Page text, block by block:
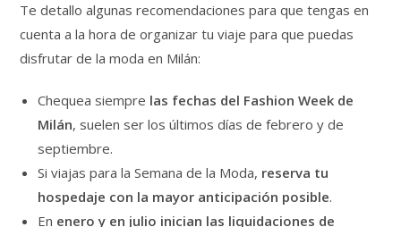
Te detallo algunas recomendaciones para que tengas en
cuenta a la hora de organizar tu viaje para que puedas
disfrutar de la moda en Milán:
Chequea siempre las fechas del Fashion Week de
Milán, suelen ser los últimos días de febrero y de
septiembre.
Si viajas para la Semana de la Moda, reserva tu
hospedaje con la mayor anticipación posible.
En enero y en julio inician las liquidaciones de